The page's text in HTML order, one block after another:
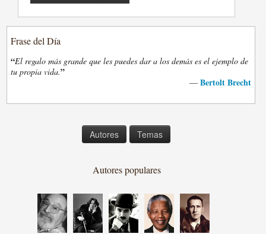
Frase del Día
“El regalo más grande que les puedes dar a los demás es el ejemplo de
tu propia vida.”
— Bertolt Brecht
Autores Temas
Autores populares